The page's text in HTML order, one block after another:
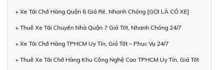
+ Xe Tải Chở Hàng Quận 6 Giá Rẻ, Nhanh Chóng [GỌI LÀ CÓ XE]
+ Thuê Xe Tải Chuyển Nhà Quận 7 Giá Tốt, Nhanh Chóng 24/7
+ Xe Tải Chở Hàng TPHCM Uy Tín, Giá Tốt – Phục Vụ 24/7
+ Thuê Xe Tải Chở Hàng Khu Công Nghệ Cao TPHCM Uy Tín, Giá Tốt